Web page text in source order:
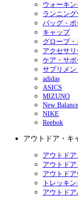
ウォーキ
ランニング
バッグ・ポ
キャップ
グローブ
アクセサ
ケア・サ
サプリメン
adidas
ASICS
MIZUNO
New Balance
NIKE
Reebok
アウトドア・キ
アウトド
アウトド
アウトドア
トレッキ
アウトド